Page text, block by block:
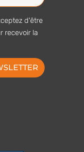
d'être
recevoir la